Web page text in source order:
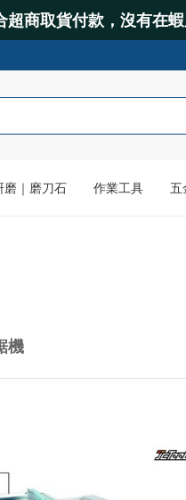
超商取貨付款，沒有在
磨｜磨刀石 作業工具 五
機